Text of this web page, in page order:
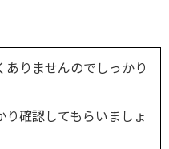
ありませんのでしっかり
り確認してもらいましょ